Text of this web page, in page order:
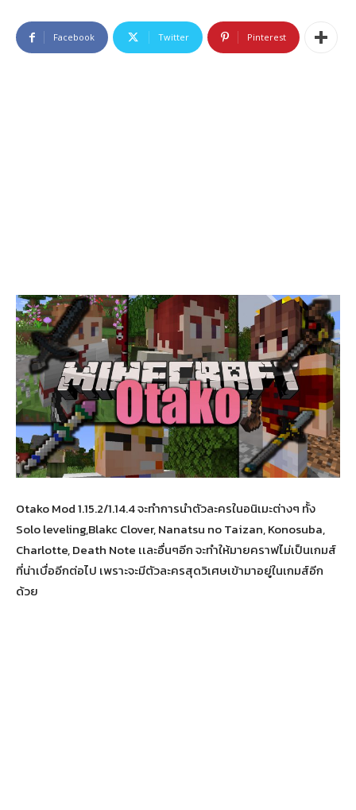
Facebook Twitter Pinterest
Otako Mod 1.15.2/1.14.4 จะทำการนำตัวละครในอนิเมะต่างๆ ทั้ง
Solo leveling,Blakc Clover, Nanatsu no Taizan, Konosuba,
Charlotte, Death Note เเละอื่นๆอีก จะทำให้มายคราฟไม่เป็นเกมส์
ที่น่าเบื่ออีกต่อไป เพราะจะมีตัวละครสุดวิเศษเข้ามาอยู่ในเกมส์อีก
ด้วย